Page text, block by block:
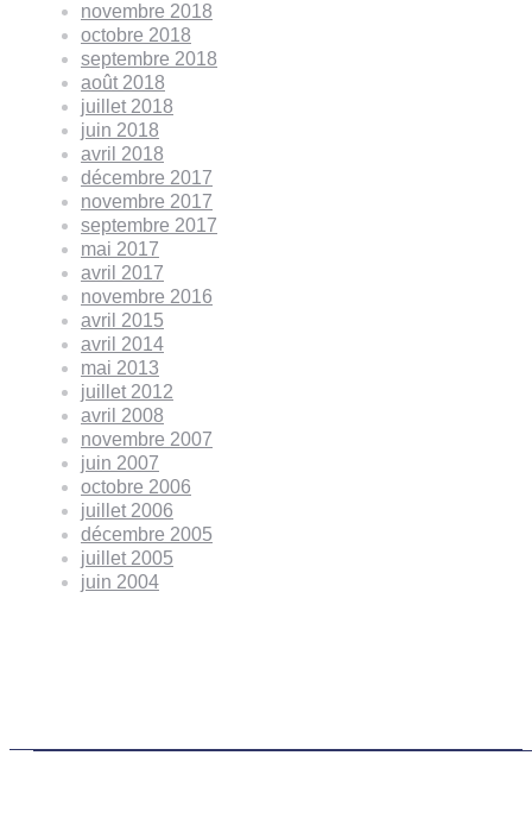
novembre 2018
octobre 2018
septembre 2018
août 2018
juillet 2018
juin 2018
avril 2018
décembre 2017
novembre 2017
septembre 2017
mai 2017
avril 2017
novembre 2016
avril 2015
avril 2014
mai 2013
juillet 2012
avril 2008
novembre 2007
juin 2007
octobre 2006
juillet 2006
décembre 2005
juillet 2005
juin 2004